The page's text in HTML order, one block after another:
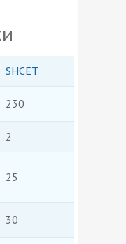
SHCET
230
2
25
30